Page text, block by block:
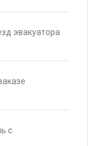
эвакуатора
с